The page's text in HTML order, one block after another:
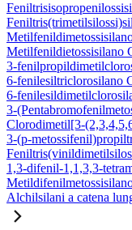
Metilfenildietossisilano
3-
6-fenilesiltriclorosilano
6-
3-
Clorodimetil[3-
3-(p-
1,3-difenil-1,1,3,3-
Alchilsilani a catena